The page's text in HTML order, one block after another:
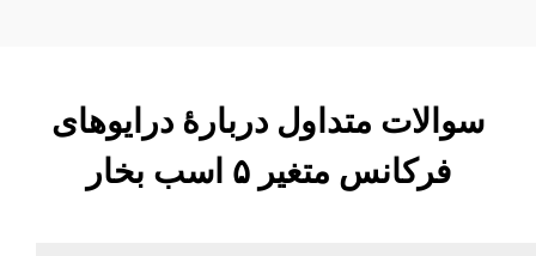
سوالات متداول دربارهٔ درایوهای
فرکانس متغیر ۵ اسب بخار